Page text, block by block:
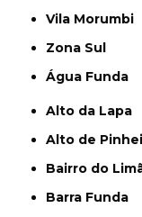
Vila Morumbi
Zona Sul
Água Funda
Alto da Lapa
Alto de
Bairro do
Barra Funda